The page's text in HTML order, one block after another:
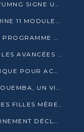
COOPÉRATION UNIVERSITAIRE : L’UMNG SIGNE UN ACCORD STRATÉGIQUE AVEC L’UNIVERSITÉ HAINAN EN CHINE
LOGISTIQUE : AGL CONGO ACHEMINE 11 MODULES GÉANTS JUSQU’À BRAZZAVILLE
LA BANQUE MONDIALE LANCE UN PROGRAMME DE 394 MILLIONS DE DOLLARS POUR LE BASSIN DU CONGO
POINTE-NOIRE : LE PAPN ÉVALUE LES AVANCÉES DU MÔLE EST
ÉNERGIE : UN RAPPORT STRATÉGIQUE POUR ACCÉLÉRER LA TRANSITION AU CONGO
DÉPARTEMENT DES PLATEAUX : BOUEMBA, UN VIVIER ÉCONOMIQUE PRÊT À EXPLOSER
GOMA TSÉ-TSÉ : PLUS DE 50 JEUNES FILLES MÈRES SENSIBILISÉES À LA SANTÉ SEXUELLE
QUALIF AU MONDIAL : LE GOUVERNEMENT DÉCLARE LA JOURNÉE DU 1ER AVRIL 2026 CHÔMÉE ET PAYÉE